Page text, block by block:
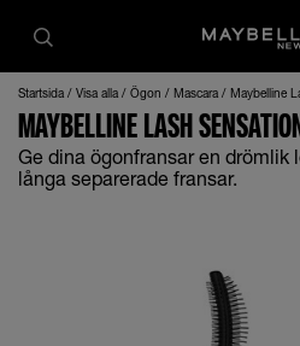
Startsida Visa alla Ögon Mascara Maybelline
MAYBELLINE LASH
Ge dina ögonfransar en drömlik
långa separerade fransar.